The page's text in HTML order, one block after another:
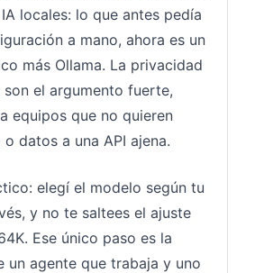
locales: lo que antes pedía
a mano, ahora es un
más Ollama. La privacidad
el argumento fuerte,
equipos que no quieren
datos a una API ajena.
elegí el modelo según tu
y no te saltees el ajuste
Ese único paso es la
un agente que trabaja y uno